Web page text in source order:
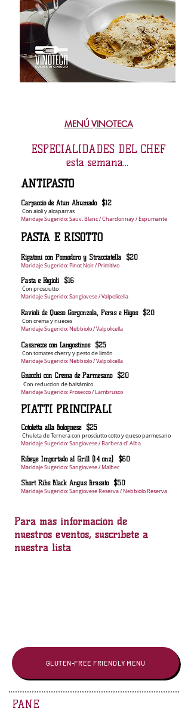
MENÚ VINOTECA
ESPECIALIDADES DEL CHEF
esta semana...
ANTIPASTO
Carpaccio de Atún Ahumado $12
Con aioli y alcaparras
Maridaje Sugerido: Sauv. Blanc / Chardonnay / Espumante
PASTA E RISOTTO
Rigatoni con Pomodoro y Stracciatella $20
Maridaje Sugerido: Pinot Noir / Primitivo​​​
Pasta e Fagioli $16
Con prosciutto
Maridaje Sugerido: Sangiovese / Valpolicella
Ravioli de Queso Gorgonzola, Peras e Higos $20
Con crema y nueces
Maridaje Sugerido: Nebbiolo / Valpolicella
Casarecce con Langostinos $25
Con tomates cherry y pesto de limón
Maridaje Sugerido: Nebbiolo / Valpolicella
Gnocchi con Crema de Parmesano $20
Con reduccion de balsámico
Maridaje Sugerido: Prosecco / Lambrusco
PIATTI PRINCIPALI
Cotoletta alla Bolognese $25
Chuleta de Ternera con prosciutto cotto y queso parmesano
Maridaje Sugerido: Sangiovese / Barbera d' Alba
Ribeye Importado al Grill (14 onz) $60
Maridaje Sugerido: Sangiovese / Malbec
Short Ribs Black Angus Brasato $50
Maridaje Sugerido: Sangiovese Reserva / Nebbiolo Reserva
Para más información de
nuestros eventos, suscríbete a
nuestra lista
GLUTEN-FREE FRIENDLY MENU
PANE